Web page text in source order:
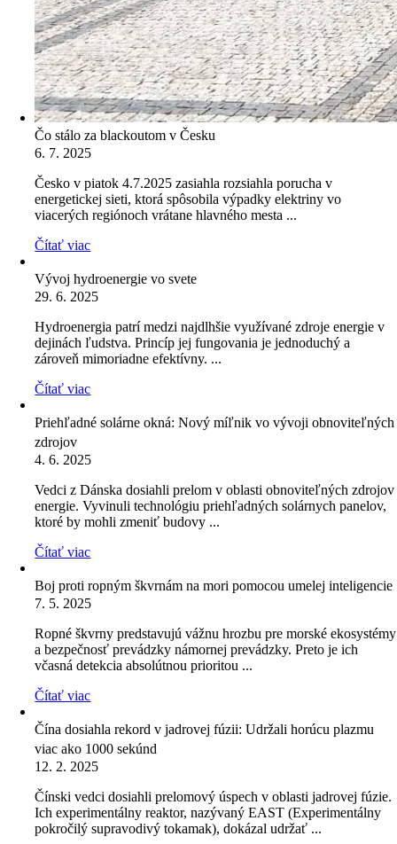
Čo stálo za blackoutom v Česku
6. 7. 2025
Česko v piatok 4.7.2025 zasiahla rozsiahla porucha v
energetickej sieti, ktorá spôsobila výpadky elektriny vo
viacerých regiónoch vrátane hlavného mesta ...
Čítať viac
Vývoj hydroenergie vo svete
29. 6. 2025
Hydroenergia patrí medzi najdlhšie využívané zdroje energie v
dejinách ľudstva. Princíp jej fungovania je jednoduchý a
zároveň mimoriadne efektívny. ...
Čítať viac
Priehľadné solárne okná: Nový míľnik vo vývoji obnoviteľných
zdrojov
4. 6. 2025
Vedci z Dánska dosiahli prelom v oblasti obnoviteľných zdrojov
energie. Vyvinuli technológiu priehľadných solárnych panelov,
ktoré by mohli zmeniť budovy ...
Čítať viac
Boj proti ropným škvrnám na mori pomocou umelej inteligencie
7. 5. 2025
Ropné škvrny predstavujú vážnu hrozbu pre morské ekosystémy
a bezpečnosť prevádzky námornej prevádzky. Preto je ich
včasná detekcia absolútnou prioritou ...
Čítať viac
Čína dosiahla rekord v jadrovej fúzii: Udržali horúcu plazmu
viac ako 1000 sekúnd
12. 2. 2025
Čínski vedci dosiahli prelomový úspech v oblasti jadrovej fúzie.
Ich experimentálny reaktor, nazývaný EAST (Experimentálny
pokročilý supravodivý tokamak), dokázal udržať ...